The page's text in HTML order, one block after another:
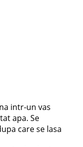
intr-un vas
apa. Se
care se lasa